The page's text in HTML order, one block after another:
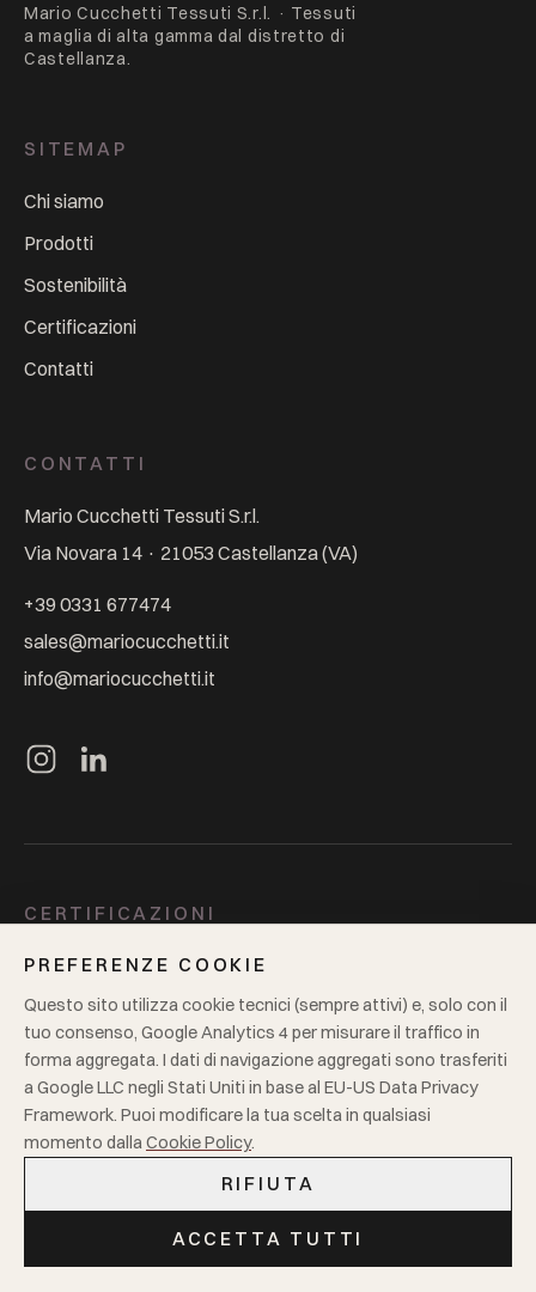
Mario Cucchetti Tessuti S.r.l. · Tessuti
a maglia di alta gamma dal distretto di
Castellanza.
SITEMAP
Chi siamo
Prodotti
Sostenibilità
Certificazioni
Contatti
CONTATTI
Mario Cucchetti Tessuti S.r.l.
Via Novara 14 · 21053 Castellanza(VA)
+39 0331 677474
sales@mariocucchetti.it
info@mariocucchetti.it
CERTIFICAZIONI
ISO 9001ISO 14001GOTS GRS
LEGALE
PrivacyCookie policyP.IVA00181680125
Mario Cucchetti Tessuti S.r.l.·
PREFERENZE COOKIE
Questo sito utilizza cookie tecnici (sempre attivi) e, solo con il
tuo consenso, Google Analytics 4 per misurare il traffico in
forma aggregata. I dati di navigazione aggregati sono trasferiti
a Google LLC negli Stati Uniti in base al EU-US Data Privacy
Framework. Puoi modificare la tua scelta in qualsiasi
momento dallaCookie Policy.
RIFIUTA
ACCETTA TUTTI